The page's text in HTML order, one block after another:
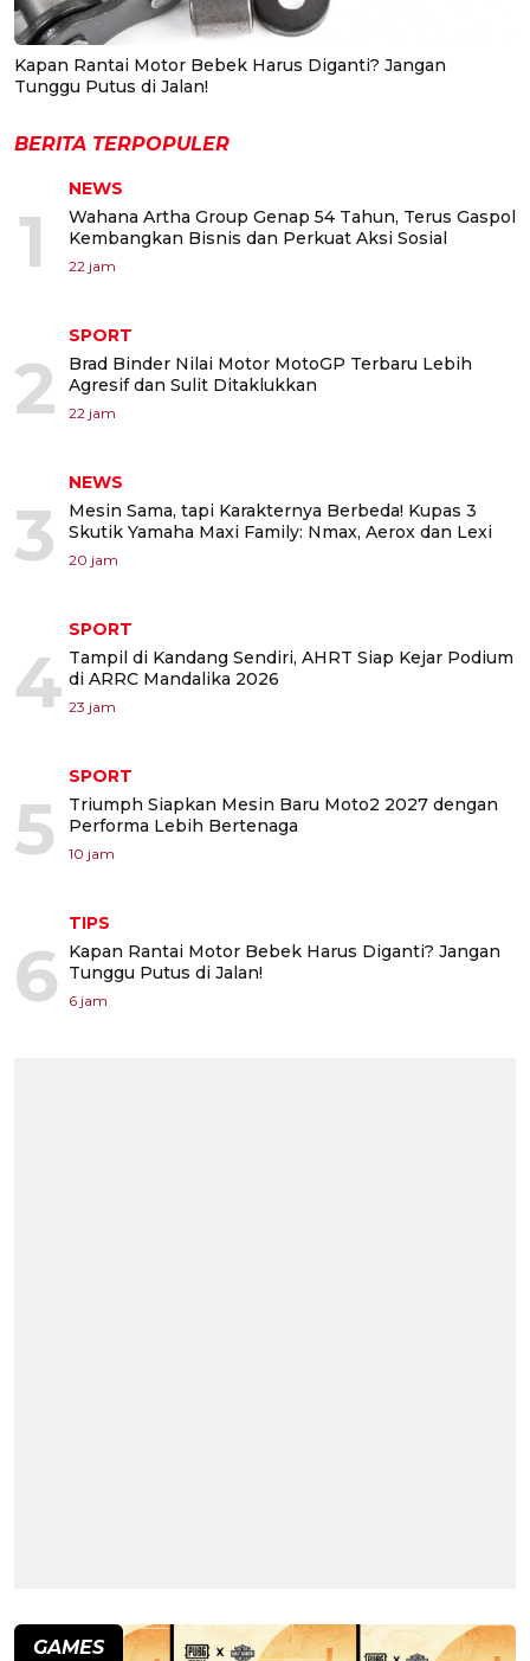
Kapan Rantai Motor Bebek Harus Diganti? Jangan
Tunggu Putus di Jalan!
BERITA TERPOPULER
1
NEWS
Wahana Artha Group Genap 54 Tahun, Terus Gaspol
Kembangkan Bisnis dan Perkuat Aksi Sosial
22 jam
2
SPORT
Brad Binder Nilai Motor MotoGP Terbaru Lebih
Agresif dan Sulit Ditaklukkan
22 jam
3
NEWS
Mesin Sama, tapi Karakternya Berbeda! Kupas 3
Skutik Yamaha Maxi Family: Nmax, Aerox dan Lexi
20 jam
4
SPORT
Tampil di Kandang Sendiri, AHRT Siap Kejar Podium
di ARRC Mandalika 2026
23 jam
5
SPORT
Triumph Siapkan Mesin Baru Moto2 2027 dengan
Performa Lebih Bertenaga
10 jam
6
TIPS
Kapan Rantai Motor Bebek Harus Diganti? Jangan
Tunggu Putus di Jalan!
6 jam
GAMES